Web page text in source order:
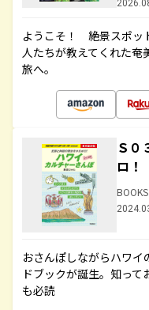
ようこそ！ 絶景スポッ
人たちが教えてくれた奄
旅へ。
Ｓ０
ロ！
おさんぽしながらハワ
ドブックが誕生。知っ
も必読